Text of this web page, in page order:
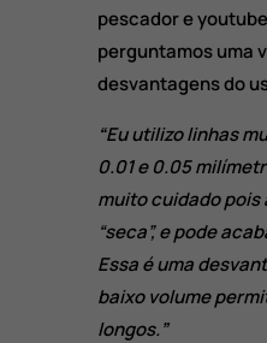
pescador e
perguntamos uma
desvantagens do
“Eu utilizo linhas
0.01 e 0.05
muito cuidado pois
“seca”, e pode
Essa é uma
baixo volume
longos.”